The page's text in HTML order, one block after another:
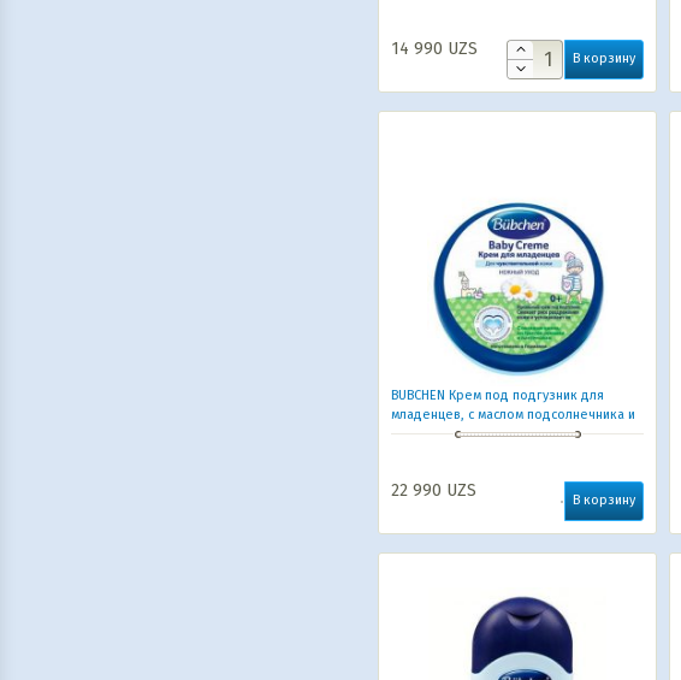
14 990 UZS В корзину
BUBCHEN Крем под подгузник для
младенцев, с маслом подсолнечника и
экстрактом ромашки 20 мл
22 990 UZS В корзину